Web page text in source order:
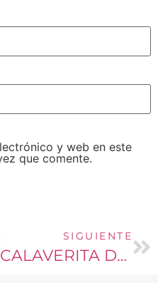
y web en este
que comente.
SIGUIENTE
CALAVERITA DE CHOCOLATE